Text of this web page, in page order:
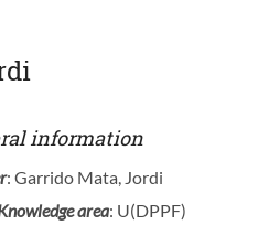
information
: Garrido Mata, Jordi
area: U(DPPF)